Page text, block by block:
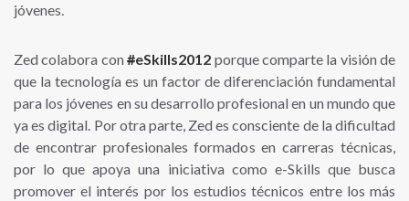
jóvenes.
Zed colabora con#eSkills2012 porque comparte la visión de
que la tecnología es un factor de diferenciación fundamental
para los jóvenes en su desarrollo profesional en un mundo que
ya es digital. Por otra parte, Zed es consciente de la dificultad
de encontrar profesionales formados en carreras técnicas,
por lo que apoya una iniciativa como e-Skills que busca
promover el interés por los estudios técnicos entre los más